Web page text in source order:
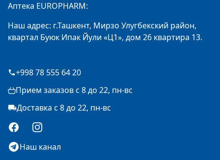
Аптека EUROPHARM:
Наш адрес: г.Ташкент, Мирзо Улугбекский район,
квартал Буюк Ипак Йули «Ц1», дом 26 квартира 13.
+998 78 555 64 20
Прием заказов с 8 до 22, пн-вс
Доставка с 8 до 22, пн-вс
FacebookInstagram
Наш канал